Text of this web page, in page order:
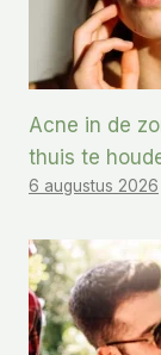
Acne in de
thuis te
6 augustus 2026